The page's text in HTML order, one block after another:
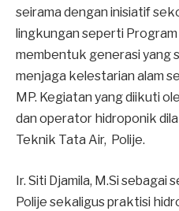
seirama dengan inisiatif
lingkungan seperti
membentuk generasi yang
menjaga kelestarian alam
MP. Kegiatan yang diikuti
dan operator hidroponik
Teknik Tata Air, Polije.
Ir. Siti Djamila, M.Si
Polije sekaligus praktisi